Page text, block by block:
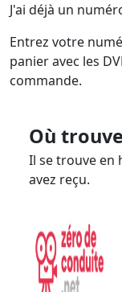
J'ai déjà un
Entrez votre
panier avec les
commande.
Où
Il se trouve en
avez reçu.